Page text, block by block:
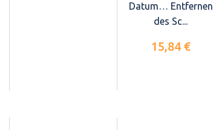
Datum… Entfernen
des Sc...
15,84 €